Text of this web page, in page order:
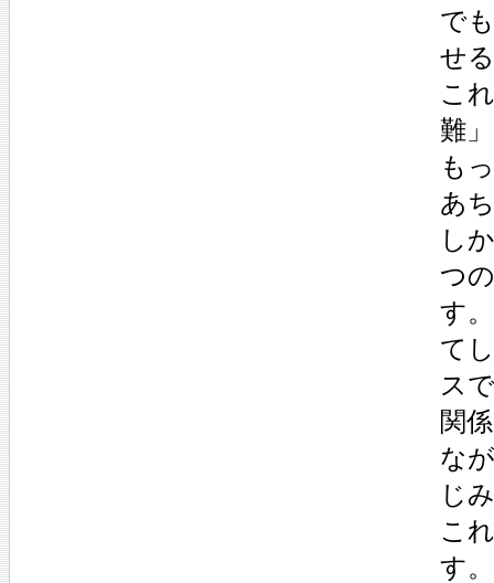
で
せ
こ
難
も
あ
し
つ
す
て
ス
関
な
じ
こ
す。